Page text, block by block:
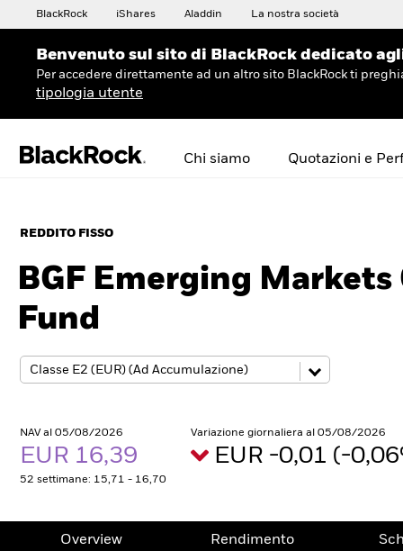
BlackRock iShares Aladdin La nostra società
Benvenuto sul sito di BlackRock dedicato
Per accedere direttamente ad un altro sito BlackRock ti
tipologia utente
Chi siamo Quotazioni e
REDDITO FISSO
BGF Emerging
Fund
NAV al 05/08/2026
EUR 16,39
52 settimane: 15,71 - 16,70
Variazione giornaliera al 05/08/2026
EUR -0,01 (-
Overview Rendimento